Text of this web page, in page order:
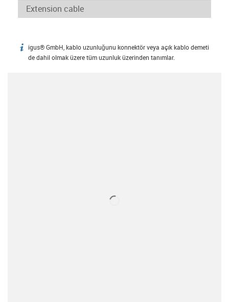
igus-icon-info
igus® GmbH, kablo uzunluğunu konnektör veya açık kablo demeti
de dahil olmak üzere tüm uzunluk üzerinden tanımlar.